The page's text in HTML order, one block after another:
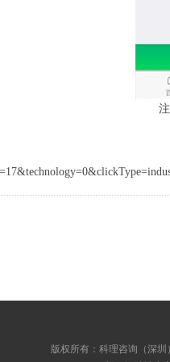
版权所有：科理咨询（深圳